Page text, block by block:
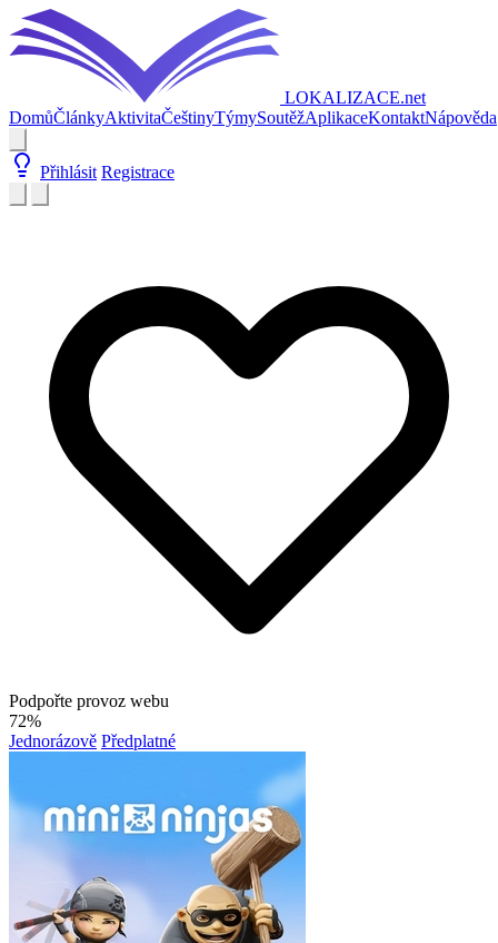
LOKALIZACE.net
DomůČlánkyAktivitaČeštinyTýmySoutěžAplikaceKontaktNápověda
Přihlásit Registrace
Podpořte provoz webu
72%
Jednorázově Předplatné